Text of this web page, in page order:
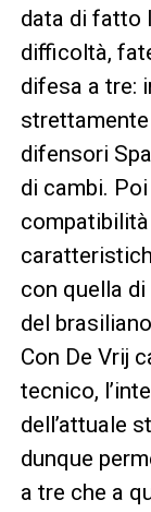
data di fatto
difficoltà,
difesa a tre:
difensori
di cambi.
con quella
del
Con De Vrij
tecnico,
dell’attuale
dunque
a tre che a